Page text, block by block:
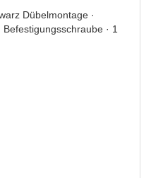
Dübelmontage ·
· 1